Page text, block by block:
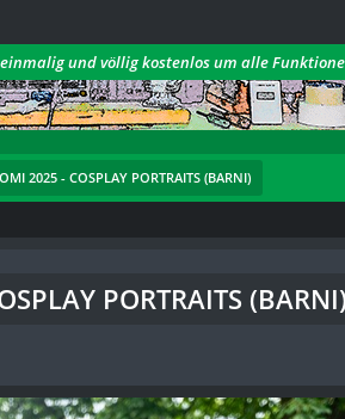
und völlig kostenlos um alle
2025 - COSPLAY PORTRAITS (BARNI)
PORTRAITS